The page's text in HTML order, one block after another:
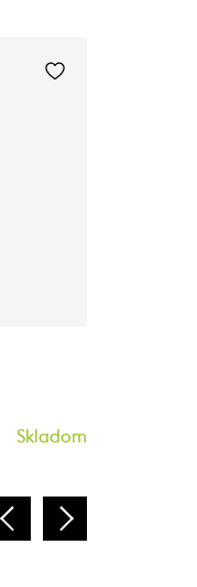
Skladom